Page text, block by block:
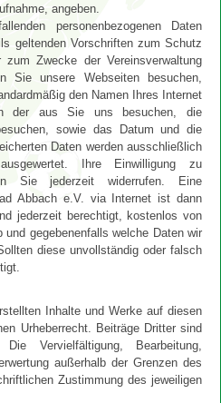
angeben.
personenbezogenen Daten
geltenden Vorschriften zum Schutz
zum Zwecke der Vereinsverwaltung
Sie unsere Webseiten besuchen,
den Namen Ihres Internet
der aus Sie uns besuchen, die
sowie das Datum und die
Daten werden ausschließlich
Ihre Einwilligung zu
Sie jederzeit widerrufen. Eine
Abbach e.V. via Internet ist dann
jederzeit berechtigt, kostenlos von
gegebenenfalls welche Daten wir
diese unvollständig oder falsch
Inhalte und Werke auf diesen
Urheberrecht. Beiträge Dritter sind
Vervielfältigung, Bearbeitung,
außerhalb der Grenzen des
Zustimmung des jeweiligen